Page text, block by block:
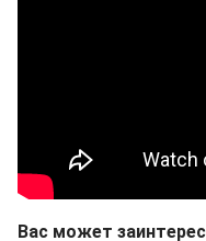
Вас может